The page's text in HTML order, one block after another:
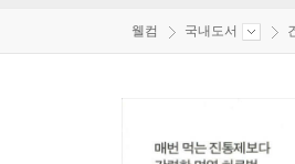
웰컴 국내도서